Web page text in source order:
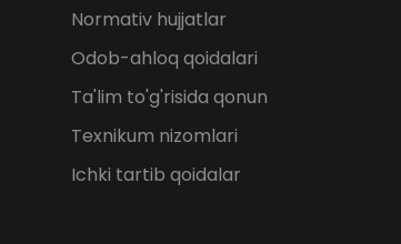
Normativ hujjatlar
Odob-ahloq qoidalari
Ta'lim to'g'risida qonun
Texnikum nizomlari
Ichki tartib qoidalar